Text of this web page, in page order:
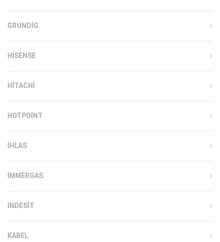
GRUNDIG
HISENSE
HITACHI
HOTPOINT
IHLAS
İMMERGAS
INDESIT
KABEL